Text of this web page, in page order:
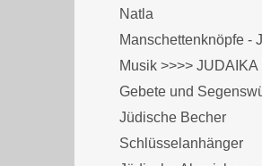
Natla
Manschettenknöpfe -
Musik >>>> JUDAIKA
Gebete und
Jüdische Becher
Schlüsselanhänger